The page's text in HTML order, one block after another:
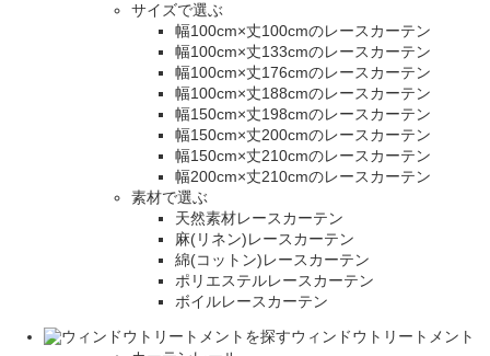
サイズで選ぶ
幅100cm×丈100cmのレースカーテン
幅100cm×丈133cmのレースカーテン
幅100cm×丈176cmのレースカーテン
幅100cm×丈188cmのレースカーテン
幅150cm×丈198cmのレースカーテン
幅150cm×丈200cmのレースカーテン
幅150cm×丈210cmのレースカーテン
幅200cm×丈210cmのレースカーテン
素材で選ぶ
天然素材レースカーテン
麻(リネン)レースカーテン
綿(コットン)レースカーテン
ポリエステルレースカーテン
ボイルレースカーテン
ウィンドウトリートメント